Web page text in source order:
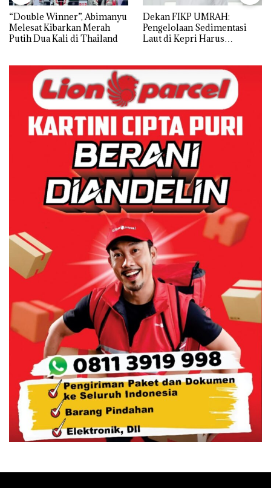
“Double Winner”, Abimanyu
Melesat Kibarkan Merah
Putih Dua Kali di Thailand
Dekan FIKP UMRAH:
Pengelolaan Sedimentasi
Laut di Kepri Harus
dengan Konservasi